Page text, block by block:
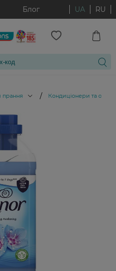
Блог UA RU
прання / Кондиціонери та